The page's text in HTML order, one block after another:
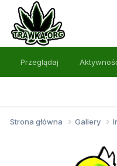
Przeglądaj
Strona główna Gallery